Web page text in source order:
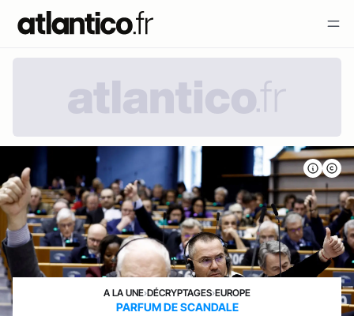
A LA UNE›DÉCRYPTAGES›EUROPE
PARFUM DE SCANDALE